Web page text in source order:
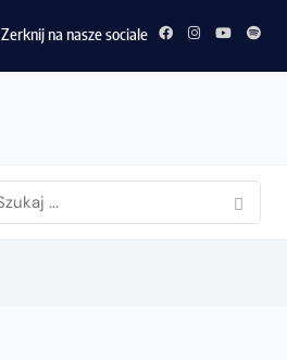
Zerknij na nasze sociale